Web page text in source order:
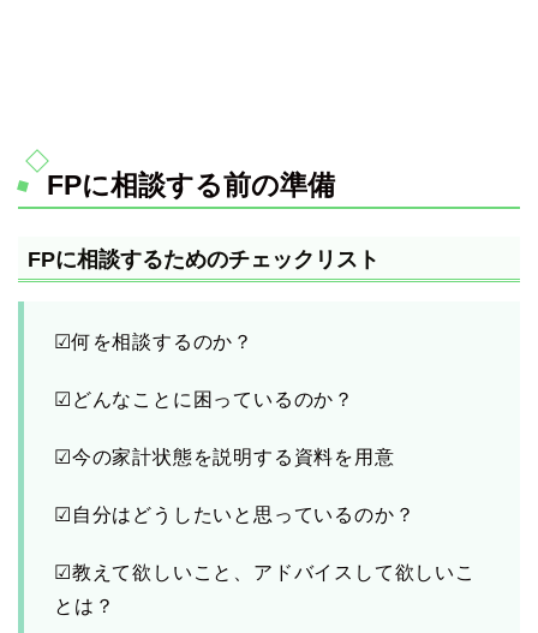
FPに相談する前の準備
FPに相談するためのチェックリスト
☑何を相談するのか？
☑どんなことに困っているのか？
☑今の家計状態を説明する資料を用意
☑自分はどうしたいと思っているのか？
☑教えて欲しいこと、アドバイスして欲しいこ
とは？